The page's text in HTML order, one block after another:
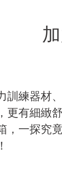
訓練器材
更有細緻
，一探究